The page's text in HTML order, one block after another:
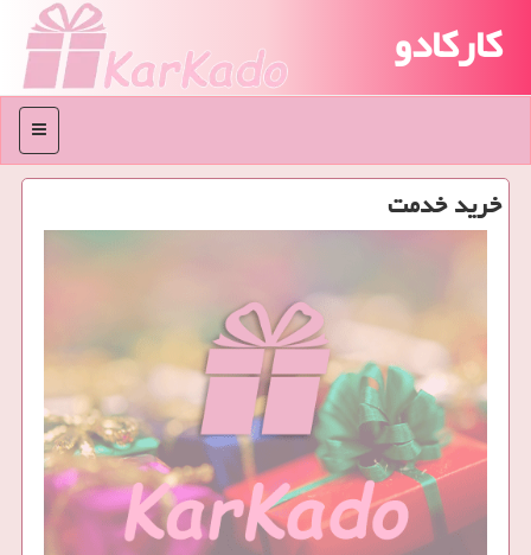
کارکادو
منو
خرید خدمت